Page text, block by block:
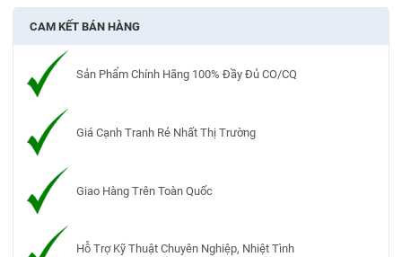
CAM KẾT BÁN HÀNG
Sản Phẩm Chính Hãng 100% Đầy Đủ CO/CQ
Giá Cạnh Tranh Rẻ Nhất Thị Trường
Giao Hàng Trên Toàn Quốc
Hỗ Trợ Kỹ Thuật Chuyên Nghiệp, Nhiệt Tình